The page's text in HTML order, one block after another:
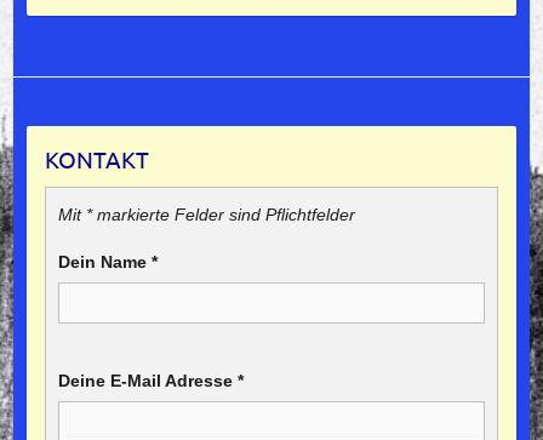
KONTAKT
Mit * markierte Felder sind Pflichtfelder
Dein Name *
Deine E-Mail Adresse *